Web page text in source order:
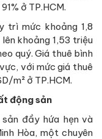
ở TP.HCM.
trì mức khoảng 1,8
khoảng 1,53 triệu
quý. Giá thuê bình
với mức giá thuê
m² ở TP.HCM.
động sản
đầy hứa hẹn và
Hòa, một chuyên